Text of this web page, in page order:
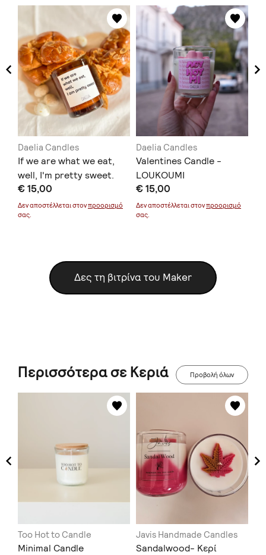
Daelia Candles
If we are what we eat,
well, I'm pretty sweet.
€ 15,00
Δεν αποστέλλεται στονπροορισμό
σας.
Daelia Candles
Valentines Candle -
LOUKOUMI
€ 15,00
Δεν αποστέλλεται στονπροορισμό
σας.
Δες τη βιτρίνα του Maker
Περισσότερα σε Κεριά Προβολή όλων
Too Hot to Candle
Minimal Candle
Javis Handmade Candles
Sandalwood- Κερί